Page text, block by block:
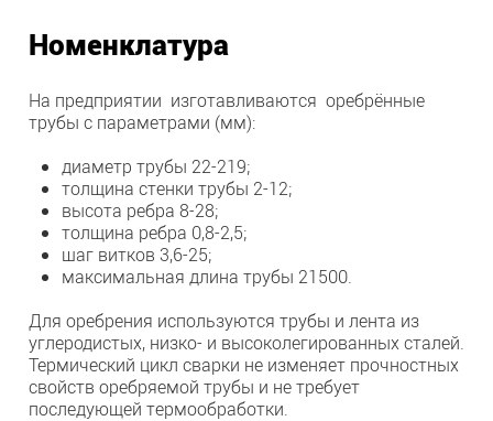
Номенклатура
На предприятии изготавливаются оребрённые
трубы с параметрами (мм):
диаметр трубы 22-219;
толщина стенки трубы 2-12;
высота ребра 8-28;
толщина ребра 0,8-2,5;
шаг витков 3,6-25;
максимальная длина трубы 21500.
Для оребрения используются трубы и лента из
углеродистых, низко- и высоколегированных сталей.
Термический цикл сварки не изменяет прочностных
свойств оребряемой трубы и не требует
последующей термообработки.